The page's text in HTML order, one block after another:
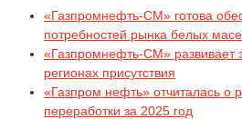
«Газпромнефть-СМ» готова
потребностей рынка белых
«Газпромнефть-СМ» развивает
регионах присутствия
«Газпром нефть» отчиталась о
переработки за 2025 год